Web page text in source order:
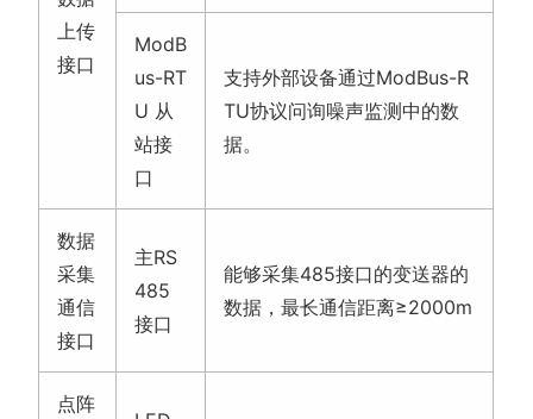
上传
接口
ModB
us-RT
U 从
站接
口
支持外部设备通过ModBus-R
TU协议问询噪声监测中的数
据。
数据
采集
通信
接口
主RS
485
接口
能够采集485接口的变送器的
数据，最长通信距离≥2000m
点阵